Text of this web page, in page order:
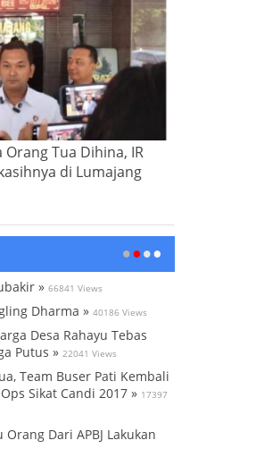
Tua Dihina, IR
di Lumajang
» 66841 Views
Dharma » 40186 Views
Desa Rahayu Tebas
Putus » 22041 Views
Team Buser Pati Kembali
Sikat Candi 2017 » 17397
Dari APBJ Lakukan